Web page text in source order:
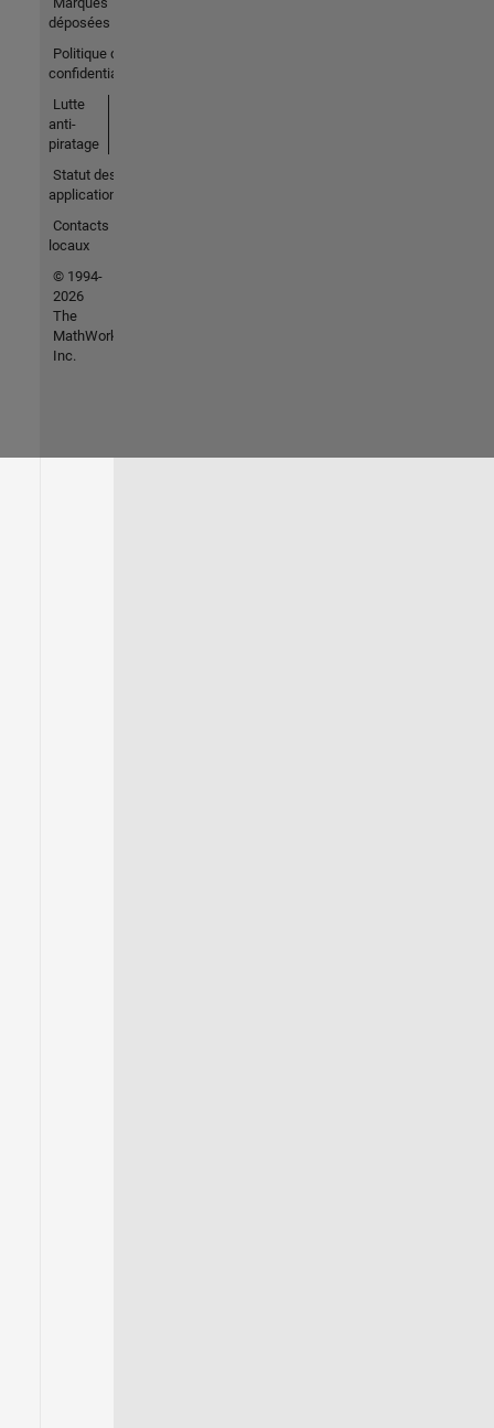
déposées
Politique de
confidentialité
Lutte
anti-
piratage
Statut des
applications
Contacts
locaux
© 1994-
2026
The
MathWorks,
Inc.